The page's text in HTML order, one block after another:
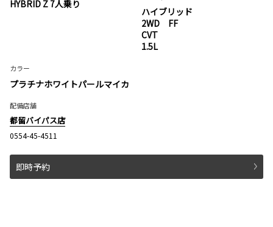
HYBRID Z 7人乗り
ハイブリッド
2WD FF
CVT
1.5L
カラー
プラチナホワイトパールマイカ
配備店舗
都留バイパス店
0554-45-4511
即時予約